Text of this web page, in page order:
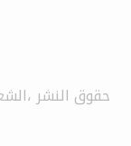
حقوق النشر